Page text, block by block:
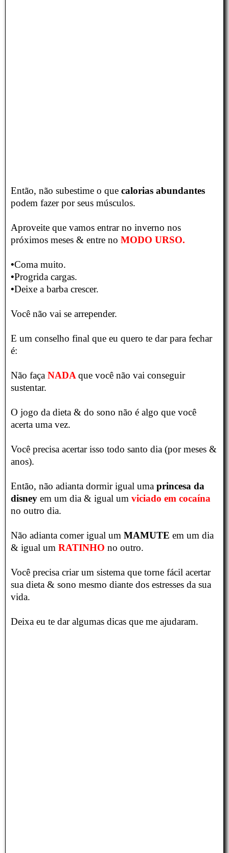
Então, não subestime o que calorias abundantes
podem fazer por seus músculos.
Aproveite que vamos entrar no inverno nos
próximos meses & entre no MODO URSO.
•Coma muito.
•Progrida cargas.
•Deixe a barba crescer.
Você não vai se arrepender.
E um conselho final que eu quero te dar para fechar
é:
Não faça NADA que você não vai conseguir
sustentar.
O jogo da dieta & do sono não é algo que você
acerta uma vez.
Você precisa acertar isso todo santo dia (por meses &
anos).
Então, não adianta dormir igual uma princesa da
disney em um dia & igual um viciado em cocaína
no outro dia.
Não adianta comer igual um MAMUTE em um dia
& igual um RATINHO no outro.
Você precisa criar um sistema que torne fácil acertar
sua dieta & sono mesmo diante dos estresses da sua
vida.
Deixa eu te dar algumas dicas que me ajudaram.